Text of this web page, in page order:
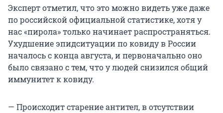
Эксперт отметил, что это можно видеть уже даже
по российской официальной статистике, хотя у
нас «пирола» только начинает распространяться.
Ухудшение эпидситуации по ковиду в России
началось с конца августа, и первоначально оно
было связано с тем, что у людей снизился общий
иммунитет к ковиду.
— Происходит старение антител, в отсутствии